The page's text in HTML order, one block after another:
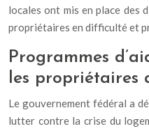
locales ont mis en place des
propriétaires en difficulté et
Programmes
les propriétaires
Le gouvernement fédéral a
lutter contre la crise du